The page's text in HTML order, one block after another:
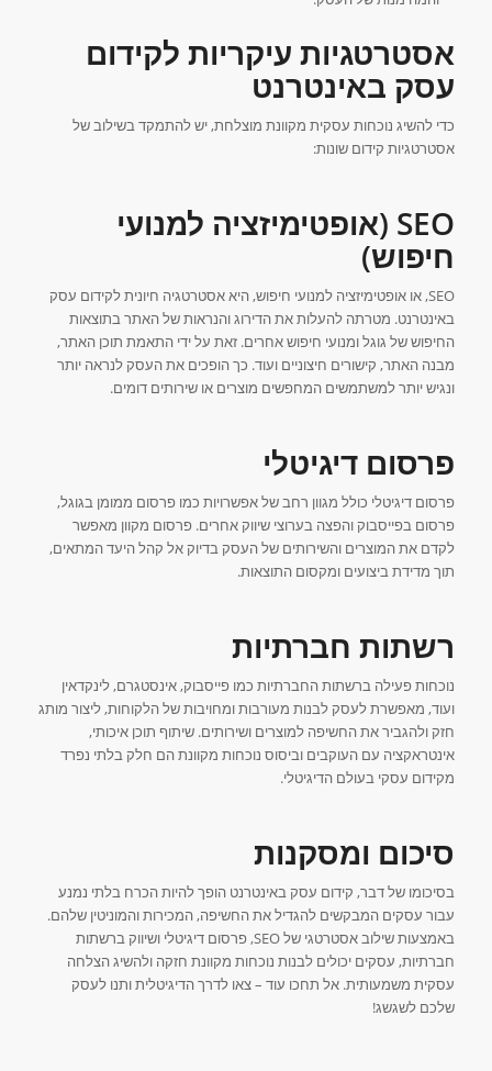
אסטרטגיות עיקריות לקידום
עסק באינטרנט
כדי להשיג נוכחות עסקית מקוונת מוצלחת, יש להתמקד בשילוב של
אסטרטגיות קידום שונות:
SEO (אופטימיזציה למנועי
חיפוש)
SEO, או אופטימיזציה למנועי חיפוש, היא אסטרטגיה חיונית לקידום עסק
באינטרנט. מטרתה להעלות את הדירוג והנראות של האתר בתוצאות
החיפוש של גוגל ומנועי חיפוש אחרים. זאת על ידי התאמת תוכן האתר,
מבנה האתר, קישורים חיצוניים ועוד. כך הופכים את העסק לנראה יותר
ונגיש יותר למשתמשים המחפשים מוצרים או שירותים דומים.
פרסום דיגיטלי
פרסום דיגיטלי כולל מגוון רחב של אפשרויות כמו פרסום ממומן בגוגל,
פרסום בפייסבוק והפצה בערוצי שיווק אחרים. פרסום מקוון מאפשר
לקדם את המוצרים והשירותים של העסק בדיוק אל קהל היעד המתאים,
תוך מדידת ביצועים ומקסום התוצאות.
רשתות חברתיות
נוכחות פעילה ברשתות החברתיות כמו פייסבוק, אינסטגרם, לינקדאין
ועוד, מאפשרת לעסק לבנות מעורבות ומחויבות של הלקוחות, ליצור מותג
חזק ולהגביר את החשיפה למוצרים ושירותים. שיתוף תוכן איכותי,
אינטראקציה עם העוקבים וביסוס נוכחות מקוונת הם חלק בלתי נפרד
מקידום עסקי בעולם הדיגיטלי.
סיכום ומסקנות
בסיכומו של דבר, קידום עסק באינטרנט הופך להיות הכרח בלתי נמנע
עבור עסקים המבקשים להגדיל את החשיפה, המכירות והמוניטין שלהם.
באמצעות שילוב אסטרטגי של SEO, פרסום דיגיטלי ושיווק ברשתות
חברתיות, עסקים יכולים לבנות נוכחות מקוונת חזקה ולהשיג הצלחה
עסקית משמעותית. אל תחכו עוד – צאו לדרך הדיגיטלית ותנו לעסק
שלכם לשגשג!